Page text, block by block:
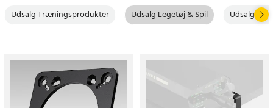
Udsalg Træningsprodukter Udsalg Legetøj & Spil Udsalg